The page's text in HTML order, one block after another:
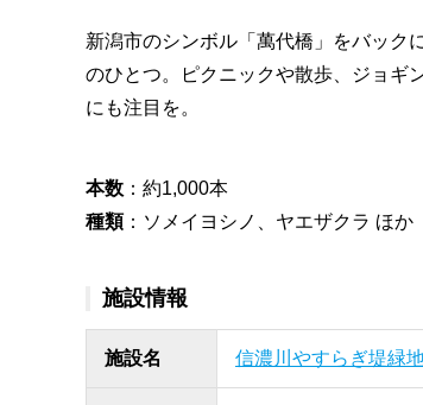
新潟市のシンボル「萬代橋」をバック
のひとつ。ピクニックや散歩、ジョギ
にも注目を。
本数 ：約1,000本
種類：ソメイヨシノ、ヤエザクラ ほか
施設情報
施設名 信濃川やすらぎ堤緑